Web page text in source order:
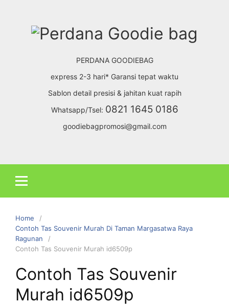
PERDANA GOODIEBAG
express 2-3 hari* Garansi tepat waktu
Sablon detail presisi & jahitan kuat rapih
Whatsapp/Tsel: 0821 1645 0186
goodiebagpromosi@gmail.com
Home
Contoh Tas Souvenir Murah Di Taman Margasatwa Raya
Ragunan
Contoh Tas Souvenir Murah id6509p
Contoh Tas Souvenir
Murah id6509p